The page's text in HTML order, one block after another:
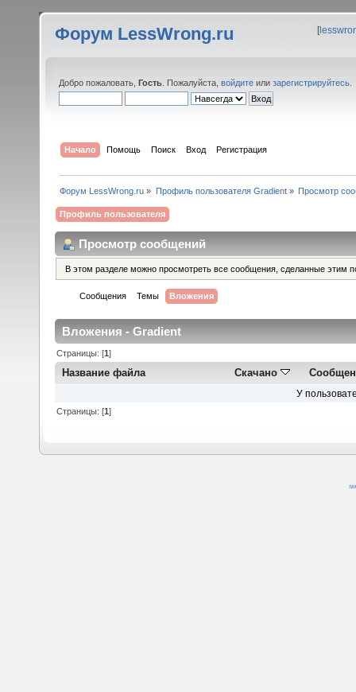
Форум LessWrong.ru [
Добро пожаловать, Гость . Пожалуйста, войдите или зарегистрируйтесь
Начало Помощь Поиск Вход Регистрация
Форум LessWrong.ru » Профиль пользователя Gradient» Просмотр
Профиль пользователя
Просмотр сообщений
В этом разделе можно просмотреть все сообщения, сделанные этим
Сообщения Темы Вложения
Вложения - Gradient
Страницы: [1]
Название файла Скачано
У
Страницы: [1]